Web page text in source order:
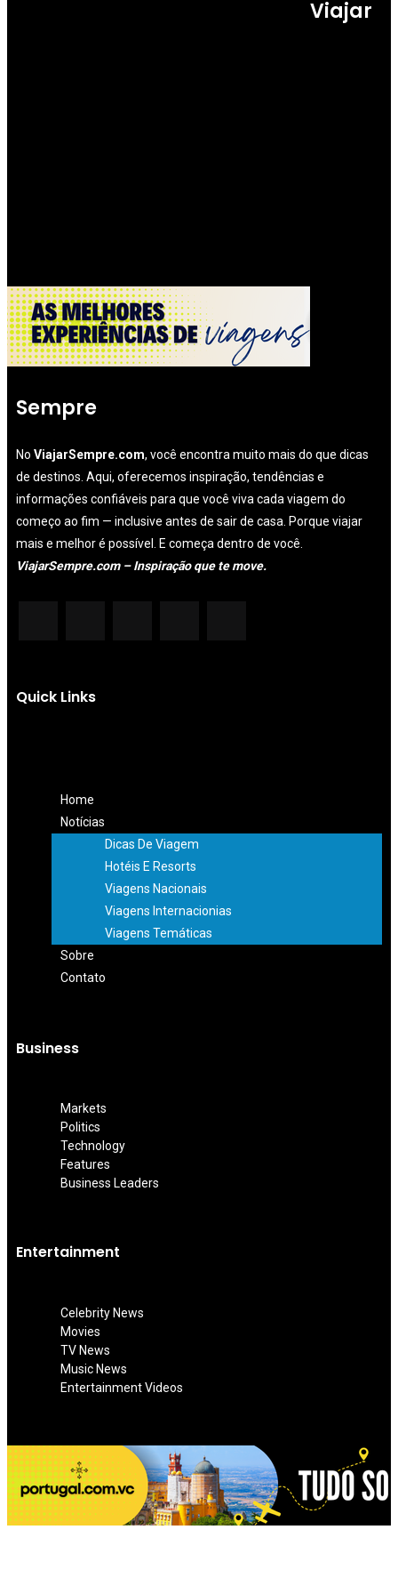
Viajar
Sempre
No ViajarSempre.com, você encontra muito mais do que dicas
de destinos. Aqui, oferecemos inspiração, tendências e
informações confiáveis para que você viva cada viagem do
começo ao fim — inclusive antes de sair de casa. Porque viajar
mais e melhor é possível. E começa dentro de você.
ViajarSempre.com – Inspiração que te move.
Quick Links
Home
Notícias
Dicas De Viagem
Hotéis E Resorts
Viagens Nacionais
Viagens Internacionias
Viagens Temáticas
Sobre
Contato
Business
Markets
Politics
Technology
Features
Business Leaders
Entertainment
Celebrity News
Movies
TV News
Music News
Entertainment Videos